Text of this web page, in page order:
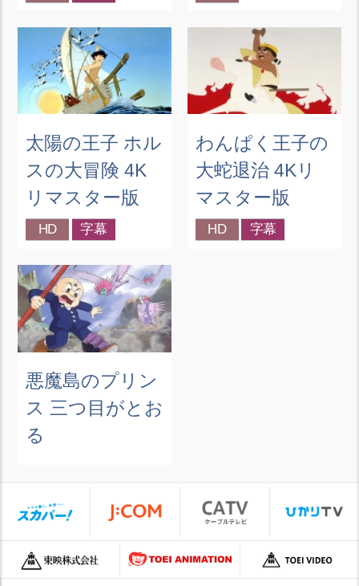
太陽の王子 ホル
スの大冒険 4K
リマスター版
HD 字幕
わんぱく王子の
大蛇退治 4Kリ
マスター版
HD 字幕
悪魔島のプリン
ス 三つ目がとお
る